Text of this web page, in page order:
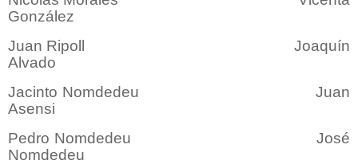
González
Juan Ripoll Joaquín
Alvado
Jacinto Nomdedeu Juan
Asensi
Pedro Nomdedeu José
Nomdedeu